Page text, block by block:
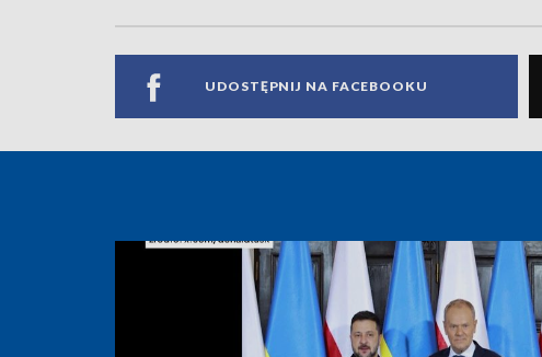
UDOSTĘPNIJ NA FACEBOOKU